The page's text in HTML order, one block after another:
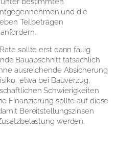
und die
Teilbeträgen
sollte erst dann fällig
Bauabschnitt tatsächlich
ausreichende Absicherung
etwa bei Bauverzug,
Schwierigkeiten
Finanzierung sollte auf diese
Bereitstellungszinsen
werden.